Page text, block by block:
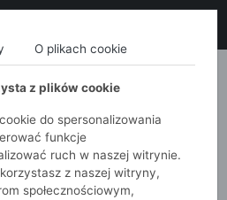
O plikach cookie
z plików cookie
do spersonalizowania
funkcje
ruch w naszej witrynie.
z naszej witryny,
społecznościowym,